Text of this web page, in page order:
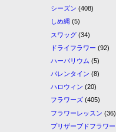
シーズン (408)
しめ縄 (5)
スワッグ (34)
ドライフラワー (92)
ハーバリウム (5)
バレンタイン (8)
ハロウィン (20)
フラワーズ (405)
フラワーレッスン (36)
プリザーブドフラワー